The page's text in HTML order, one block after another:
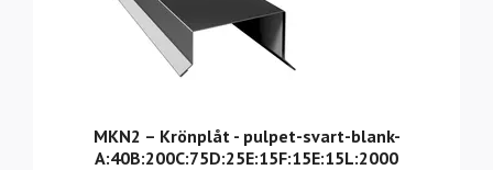
MKN2 – Krönplåt - pulpet-svart-blank-
A:40B:200C:75D:25E:15F:15E:15L:2000